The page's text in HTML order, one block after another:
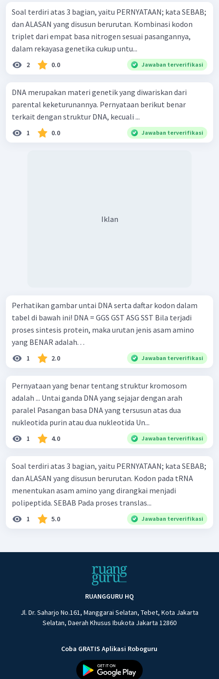
Soal terdiri atas 3 bagian, yaitu PERNYATAAN; kata SEBAB;
dan ALASAN yang disusun berurutan. Kombinasi kodon
triplet dari empat basa nitrogen sesuai pasangannya,
dalam rekayasa genetika cukup untu...
2 0.0 Jawaban terverifikasi
DNA merupakan materi genetik yang diwariskan dari
parental keketurunannya. Pernyataan berikut benar
terkait dengan struktur DNA, kecuali ...
1 0.0 Jawaban terverifikasi
Iklan
Perhatikan gambar untai DNA serta daftar kodon dalam
tabel di bawah ini! DNA = GGS GST ASG SST Bila terjadi
proses sintesis protein, maka urutan jenis asam amino
yang BENAR adalah. . .
1 2.0 Jawaban terverifikasi
Pernyataan yang benar tentang struktur kromosom
adalah ... Untai ganda DNA yang sejajar dengan arah
paralel Pasangan basa DNA yang tersusun atas dua
nukleotida purin atau dua nukleotida Un...
1 4.0 Jawaban terverifikasi
Soal terdiri atas 3 bagian, yaitu PERNYATAAN; kata SEBAB;
dan ALASAN yang disusun berurutan. Kodon pada tRNA
menentukan asam amino yang dirangkai menjadi
polipeptida. SEBAB Pada proses translas...
1 5.0 Jawaban terverifikasi
RUANGGURU HQ
Jl. Dr. Saharjo No.161, Manggarai Selatan, Tebet, Kota Jakarta
Selatan, Daerah Khusus Ibukota Jakarta 12860
Coba GRATIS Aplikasi Roboguru